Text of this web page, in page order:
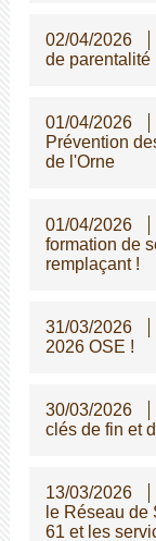
02/04/2026
de parentalité
01/04/2026
Prévention
de l'Orne
01/04/2026
formation de
remplaçant !
31/03/2026
2026 OSE !
30/03/2026
clés de fin et
13/03/2026
le Réseau de
61 et les